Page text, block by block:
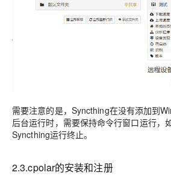
需要注意的是，Syncthing在没有添加到
后台运行时，需要保持命令行窗口运行，
Syncthing运行终止。
2.3.cpolar的安装和注册